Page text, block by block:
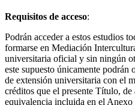
Requisitos de acceso:
Podrán acceder a estos estudios
formarse en Mediación
universitaria oficial y sin ningún
este supuesto únicamente
de extensión universitaria con el
créditos que el presente Título,
equivalencia incluida en el